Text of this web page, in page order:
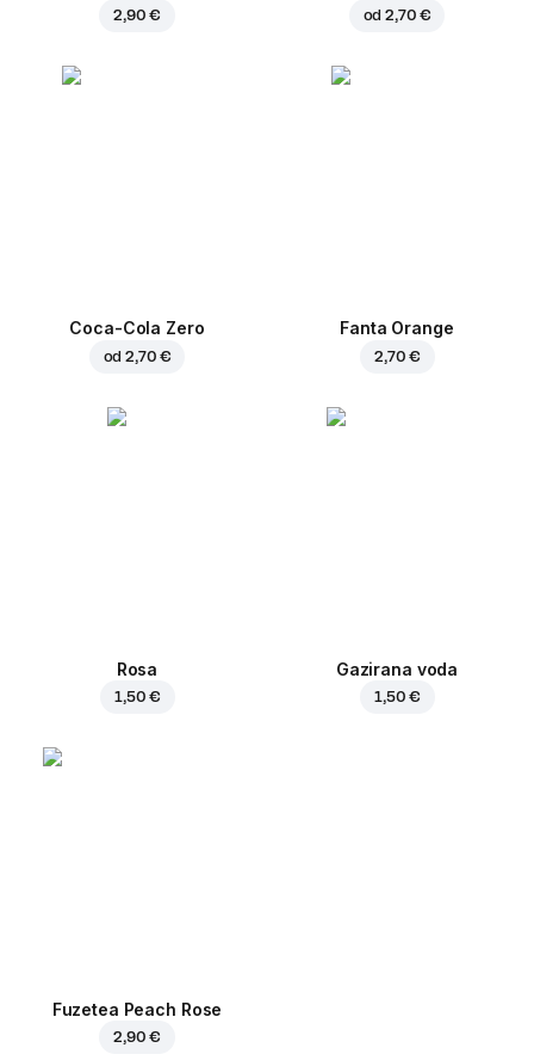
2,90 € od2,70 €
Coca-Cola Zero
od2,70 €
Fanta Orange
2,70 €
Rosa
1,50 €
Gazirana voda
1,50 €
Fuzetea Peach Rose
2,90 €